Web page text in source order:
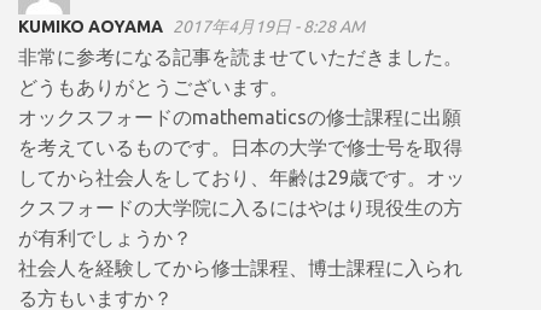
KUMIKO AOYAMA 2017年4月19日 - 8:28 AM
非常に参考になる記事を読ませていただきました。
どうもありがとうございます。
オックスフォードのmathematicsの修士課程に出願
を考えているものです。日本の大学で修士号を取得
してから社会人をしており、年齢は29歳です。オッ
クスフォードの大学院に入るにはやはり現役生の方
が有利でしょうか？
社会人を経験してから修士課程、博士課程に入られ
る方もいますか？